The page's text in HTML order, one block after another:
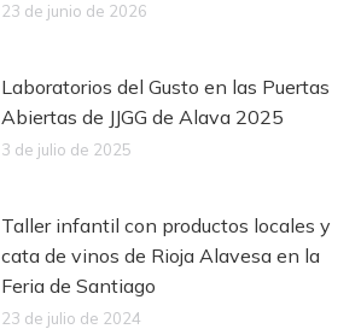
23 de junio de 2026
Laboratorios del Gusto en las Puertas
Abiertas de JJGG de Alava 2025
3 de julio de 2025
Taller infantil con productos locales y
cata de vinos de Rioja Alavesa en la
Feria de Santiago
23 de julio de 2024